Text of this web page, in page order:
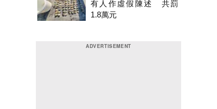
有人作虛假陳述 共罰
1.8萬元